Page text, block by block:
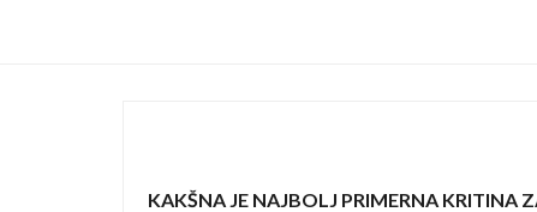
KAKŠNA JE NAJBOLJ PRIMERNA KRITINA